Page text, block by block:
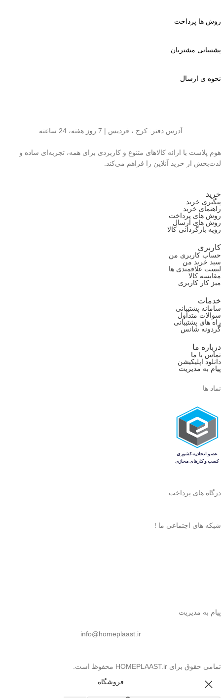
روش ها پرداخت
پشتیبانی مشتریان
نحوه ی ارسال
آدرس دفتر: کرج ، فردیس | 7 روز هفته، 24 ساعته
هوم پلاست با ارائه کالاهای متنوع و کاربردی برای همه، تجربه‌ای ساده و
لذت‌بخش از خرید آنلاین را فراهم می‌کند.
خرید
پیگیری خرید
راهنمای خرید
روش های پرداخت
روش های ارسال
رویه بازگردانی کالا
کاربری
حساب کاربری من
سبد خرید من
لیست علاقمندی ها
مقایسه کالا
میز کار کاربری
خدمات
سامانه پشتیبانی
سوالات متداول
راه های پشتیبانی
گردونه شانس
درباره ما
تماس با ما
دانلود اپلیکیشن
پیام به مدیریت
نماد ها
درگاه های پرداخت
شبکه های اجتماعی ما !
پیام به مدیریت
info@homeplaast.ir
تمامی حقوق برای HOMEPLAAST.ir محفوظ است.
فروشگاه